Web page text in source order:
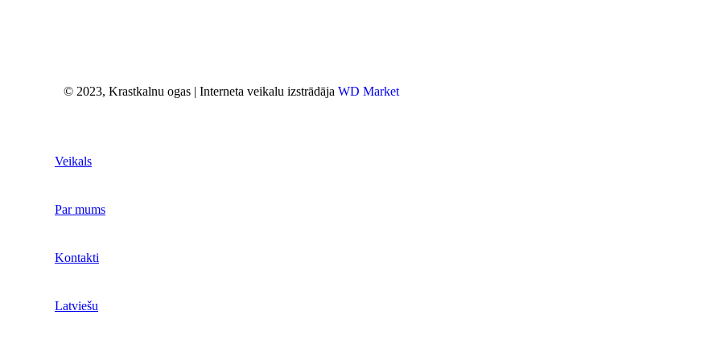
© 2023, Krastkalnu ogas | Interneta veikalu izstrādāja WD Market
Veikals
Par mums
Kontakti
Latviešu